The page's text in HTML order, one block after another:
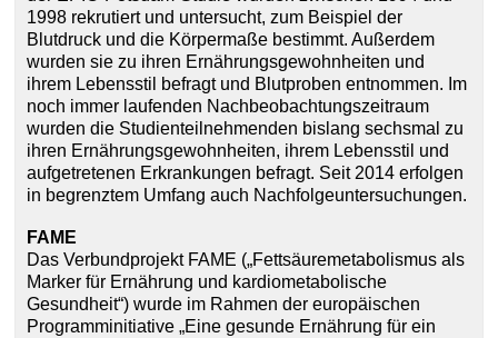
1998 rekrutiert und untersucht, zum Beispiel der
Blutdruck und die Körpermaße bestimmt. Außerdem
wurden sie zu ihren Ernährungsgewohnheiten und
ihrem Lebensstil befragt und Blutproben entnommen. Im
noch immer laufenden Nachbeobachtungszeitraum
wurden die Studienteilnehmenden bislang sechsmal zu
ihren Ernährungsgewohnheiten, ihrem Lebensstil und
aufgetretenen Erkrankungen befragt. Seit 2014 erfolgen
in begrenztem Umfang auch Nachfolgeuntersuchungen.
FAME
Das Verbundprojekt FAME („Fettsäuremetabolismus als
Marker für Ernährung und kardiometabolische
Gesundheit“) wurde im Rahmen der europäischen
Programminitiative „Eine gesunde Ernährung für ein